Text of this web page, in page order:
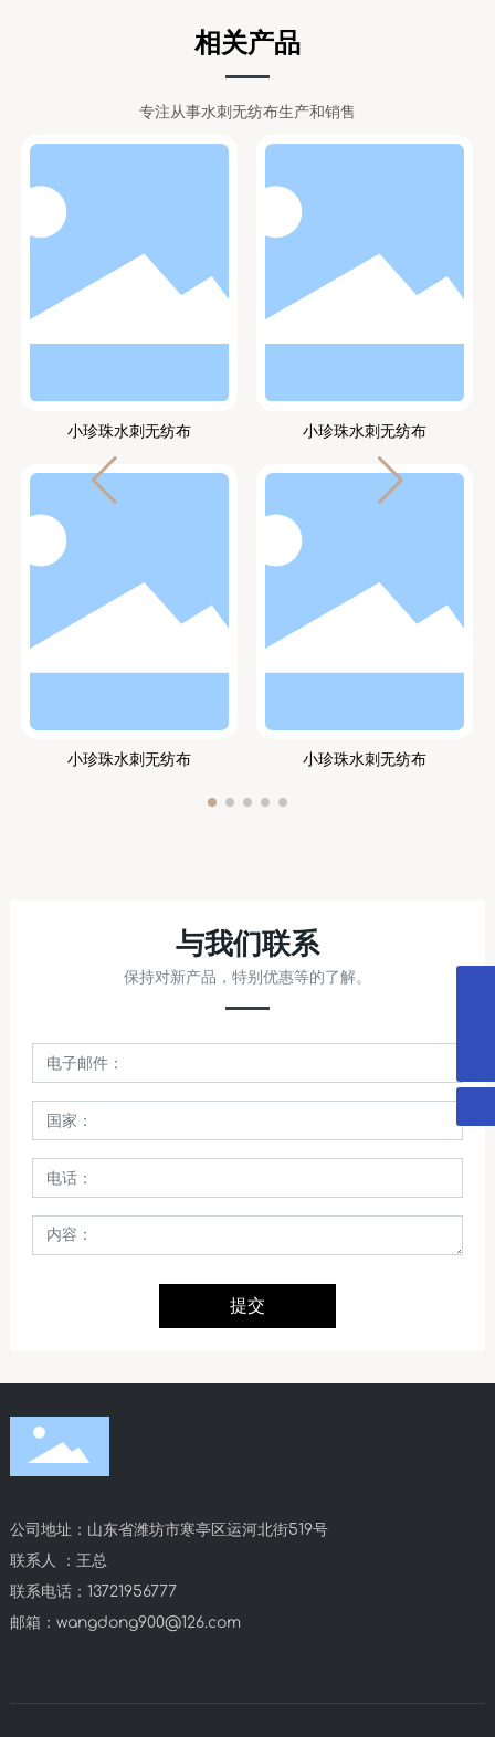
相关产品
专注从事水刺无纺布生产和销售
小珍珠水刺无纺布 小珍珠水刺无纺布
小珍珠水刺无纺布 小珍珠水刺无纺布
与我们联系
保持对新产品，特别优惠等的了解。
提交
公司地址：山东省潍坊市寒亭区运河北街519号
联系人 ：王总
联系电话： 13721956777
邮箱： wangdong900@126.com
wangdong900@126.com
13721956777